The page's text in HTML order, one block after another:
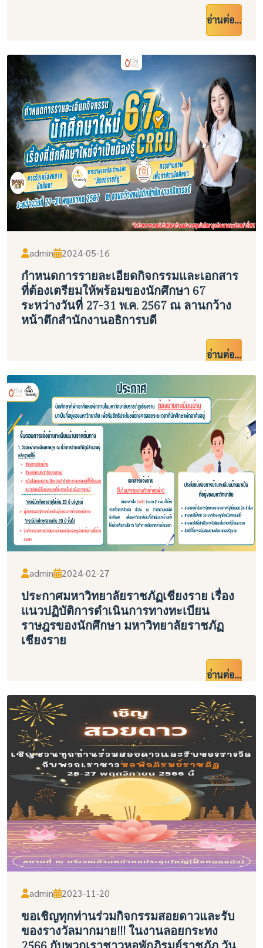
อ่านต่อ...
admin 2024-05-16
กำหนดการรายละเอียดกิจกรรมและเอกสาร
ที่ต้องเตรียมให้พร้อมของนักศึกษา 67
ระหว่างวันที่ 27-31 พ.ค. 2567 ณ ลานกว้าง
หน้าตึกสำนักงานอธิการบดี
อ่านต่อ...
admin 2024-02-27
ประกาศมหาวิทยาลัยราชภัฏเชียงราย เรื่อง
แนวปฏิบัติการดำเนินการทางทะเบียน
ราษฎรของนักศึกษา มหาวิทยาลัยราชภัฏ
เชียงราย
อ่านต่อ...
admin 2023-11-20
ขอเชิญทุกท่านร่วมกิจกรรมสอยดาวและรับ
ของรางวัลมากมาย!!! ในงานลอยกระทง